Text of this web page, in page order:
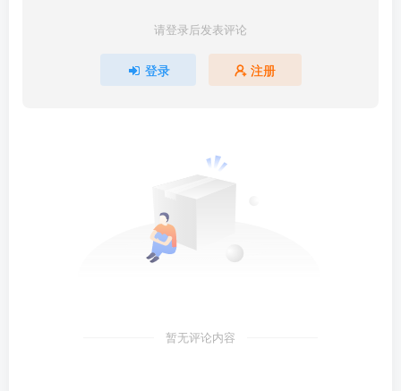
请登录后发表评论
登录 注册
暂无评论内容